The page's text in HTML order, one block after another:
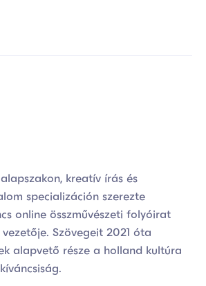
kreatív írás és
specializáción szerezte
online összművészeti folyóirat
Szövegeit 2021 óta
alapvető része a holland kultúra